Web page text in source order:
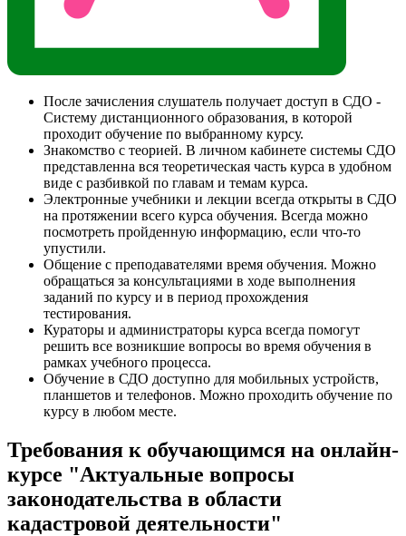
После зачисления слушатель получает доступ в СДО -
Систему дистанционного образования, в которой
проходит обучение по выбранному курсу.
Знакомство с теорией. В личном кабинете системы СДО
представленна вся теоретическая часть курса в удобном
виде с разбивкой по главам и темам курса.
Электронные учебники и лекции всегда открыты в СДО
на протяжении всего курса обучения. Всегда можно
посмотреть пройденную информацию, если что-то
упустили.
Общение с преподавателями время обучения. Можно
обращаться за консультациями в ходе выполнения
заданий по курсу и в период прохождения
тестирования.
Кураторы и администраторы курса всегда помогут
решить все возникшие вопросы во время обучения в
рамках учебного процесса.
Обучение в СДО доступно для мобильных устройств,
планшетов и телефонов. Можно проходить обучение по
курсу в любом месте.
Требования к обучающимся на онлайн-
курсе "Актуальные вопросы
законодательства в области
кадастровой деятельности"